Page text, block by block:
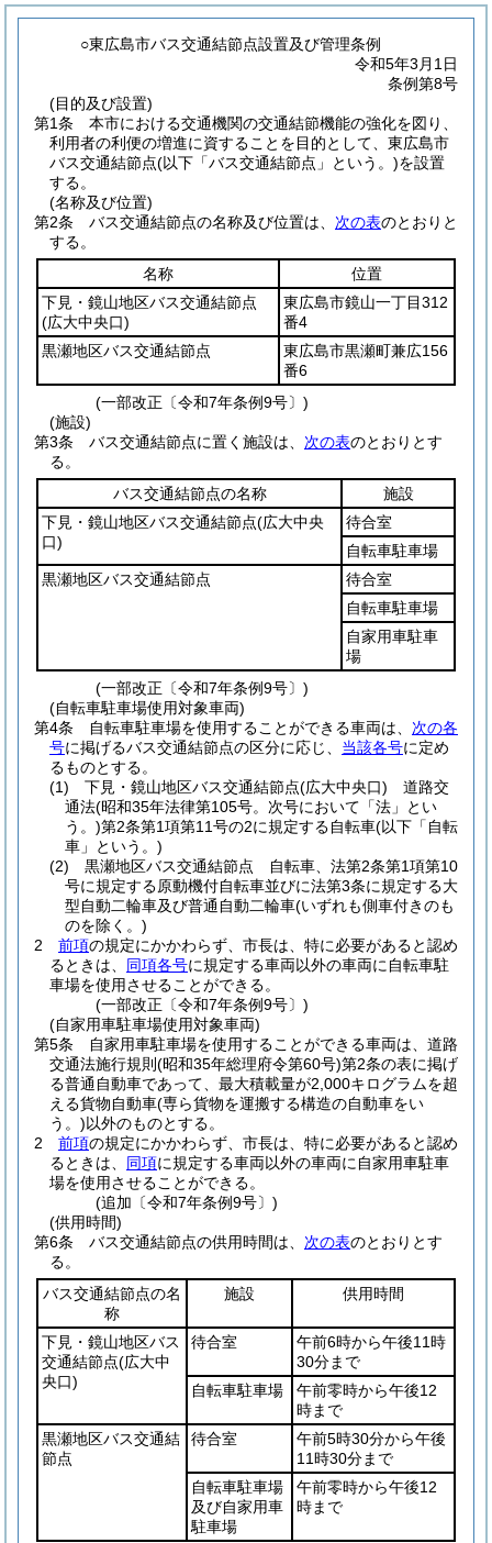
○東広島市バス交通結節点設置及び管理条例
令和5年3月1日
条例第8号
(目的及び設置)
第1条
本市における交通機関の交通結節機能の強化を図り、
利用者の利便の増進に資することを目的として、東広島市
バス交通結節点(以下「バス交通結節点」という。)を設置
する。
(名称及び位置)
第2条
バス交通結節点の名称及び位置は、 次の表のとおりと
する。
名称
位置
下見・鏡山地区バス交通結節点
(広大中央口)
東広島市鏡山一丁目312
番4
黒瀬地区バス交通結節点
東広島市黒瀬町兼広156
番6
(一部改正〔令和7年条例9号〕)
(施設)
第3条
バス交通結節点に置く施設は、 次の表のとおりとす
る。
バス交通結節点の名称
施設
下見・鏡山地区バス交通結節点(広大中央
口)
待合室
自転車駐車場
黒瀬地区バス交通結節点
待合室
自転車駐車場
自家用車駐車
場
(一部改正〔令和7年条例9号〕)
(自転車駐車場使用対象車両)
第4条
自転車駐車場を使用することができる車両は、 次の各
号に掲げるバス交通結節点の区分に応じ、 当該各号に定め
るものとする。
(1)
下見・鏡山地区バス交通結節点(広大中央口) 道路交
通法(昭和35年法律第105号。次号において「法」とい
う。)第2条第1項第11号の2に規定する自転車(以下「自転
車」という。)
(2)
黒瀬地区バス交通結節点 自転車、法第2条第1項第10
号に規定する原動機付自転車並びに法第3条に規定する大
型自動二輪車及び普通自動二輪車(いずれも側車付きのも
のを除く。)
2
前項の規定にかかわらず、市長は、特に必要があると認め
るときは、 同項各号に規定する車両以外の車両に自転車駐
車場を使用させることができる。
(一部改正〔令和7年条例9号〕)
(自家用車駐車場使用対象車両)
第5条
自家用車駐車場を使用することができる車両は、道路
交通法施行規則 (昭和35年総理府令第60号)第2条の表に掲げ
る普通自動車であって、最大積載量が2,000キログラムを超
える貨物自動車(専ら貨物を運搬する構造の自動車をい
う。)以外のものとする。
2
前項の規定にかかわらず、市長は、特に必要があると認め
るときは、 同項に規定する車両以外の車両に自家用車駐車
場を使用させることができる。
(追加〔令和7年条例9号〕)
(供用時間)
第6条
バス交通結節点の供用時間は、 次の表のとおりとす
る。
バス交通結節点の名
称
施設 供用時間
下見・鏡山地区バス
交通結節点(広大中
央口)
待合室
午前6時から午後11時
30分まで
自転車駐車場
午前零時から午後12
時まで
黒瀬地区バス交通結
節点
待合室
午前5時30分から午後
11時30分まで
自転車駐車場
及び自家用車
駐車場
午前零時から午後12
時まで